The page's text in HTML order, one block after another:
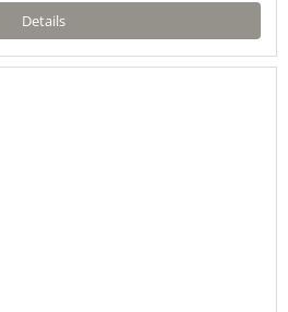
Details